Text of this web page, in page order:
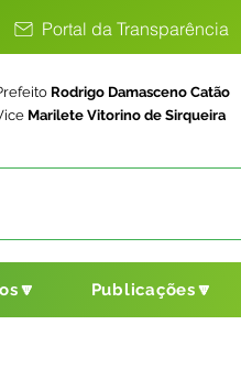
Portal da Transparência
Rodrigo Damasceno Catão
Marilete Vitorino de Sirqueira
Publicações🔽